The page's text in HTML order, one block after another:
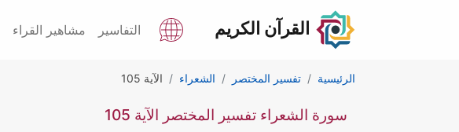
القرآن الكريم التفاسير مشاهير القراء
الرئيسية تفسير المختصر الشعراء الآية 105
سورة الشعراء تفسير المختصر الآية 105